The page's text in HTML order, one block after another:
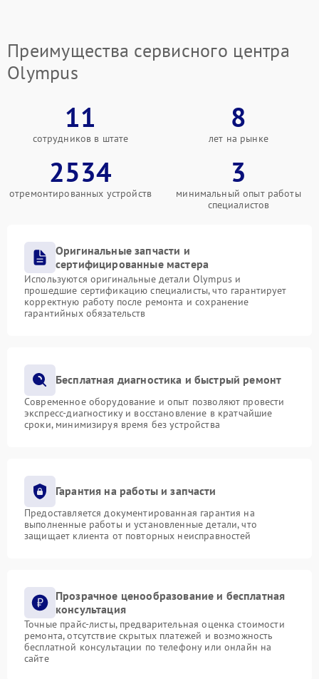
Преимущества сервисного центра
Olympus
11
сотрудников в штате
8
лет на рынке
2534
отремонтированных устройств
3
минимальный опыт работы
специалистов
Оригинальные запчасти и
сертифицированные мастера
Используются оригинальные детали Olympus и
прошедшие сертификацию специалисты, что гарантирует
корректную работу после ремонта и сохранение
гарантийных обязательств
Бесплатная диагностика и быстрый ремонт
Современное оборудование и опыт позволяют провести
экспресс-диагностику и восстановление в кратчайшие
сроки, минимизируя время без устройства
Гарантия на работы и запчасти
Предоставляется документированная гарантия на
выполненные работы и установленные детали, что
защищает клиента от повторных неисправностей
Прозрачное ценообразование и бесплатная
консультация
Точные прайс-листы, предварительная оценка стоимости
ремонта, отсутствие скрытых платежей и возможность
бесплатной консультации по телефону или онлайн на
сайте